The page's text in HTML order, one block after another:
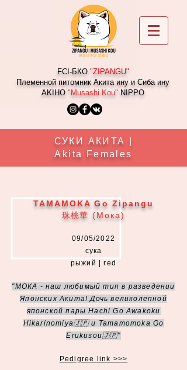
FCI-БКО "ZIPANGU"
Племенной питомник Акита ину и Сиба ину
AKIHO "Musashi Kou" NIPPO
СУКИ АКИТА |
Akita Females
TAMAMOKA Go Zipangu
珠桃華 (Мока)
09/05/2022
сука
рыжий | red
"МОКА - наш любимый тип в разведении
Японских Акита! Дочь великолепной
японской пары Hachi Go Awakoku
Hikarinomiya🇯🇵 и Tamamomoka Go
Erukusou🇯🇵"
Pedigree link >>>